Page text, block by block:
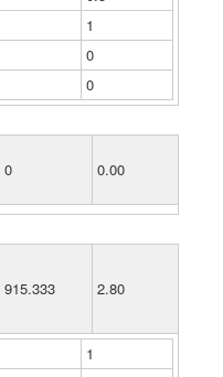
1
0
0
0 0.00
915.333 2.80
1